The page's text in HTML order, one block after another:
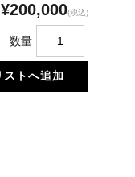
¥200,000(税込)
数量